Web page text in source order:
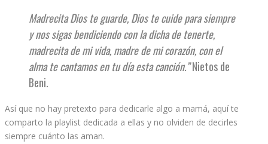
Madrecita Dios te guarde, Dios te cuide para siempre
y nos sigas bendiciendo con la dicha de tenerte,
madrecita de mi vida, madre de mi corazón, con el
alma te cantamos en tu día esta canción.”Nietos de
Beni.
Así que no hay pretexto para dedicarle algo a mamá, aquí te
comparto la playlist dedicada a ellas y no olviden de decirles
siempre cuánto las aman.